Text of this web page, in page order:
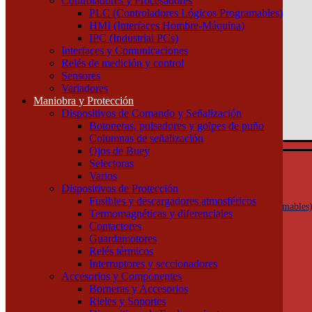
PLC (Controladores Lógicos Programables)
HMI (Interfaces Hombre-Máquina)
IPC (Industrial PCs)
Interfaces y Comunicaciones
Relés de medición y control
Sensores
Variadores
Maniobra y Protección
Dispositivos de Comando y Señalización
Botoneras, pulsadores y golpes de puño
Columnas de señalización
Ojos de Buey
Selectoras
Varios
Dispositivos de Protección
Fusibles y descargadores atmosféricos
Termomagnéticas y diferenciales
Contactores
Guardamotores
Relés térmicos
Interruptores y seccionadores
Accesorios y Componentes
Borneras y Accesorios
Rieles y Soportes
(011) 4253-9024
Atención por WhatsApp
11 3071 1515
0
$ 0,00
0
Tu pedido
Automatización y Control
Actuadores
Controladores y Procesadores
PLC (Controladores Lógicos
HMI (Interfaces Hombre-Máquina)
IPC (Industrial PCs)
Interfaces y Comunicaciones
Relés de medición y control
Sensores
Variadores
Maniobra y Protección
Dispositivos de Comando y Señalización